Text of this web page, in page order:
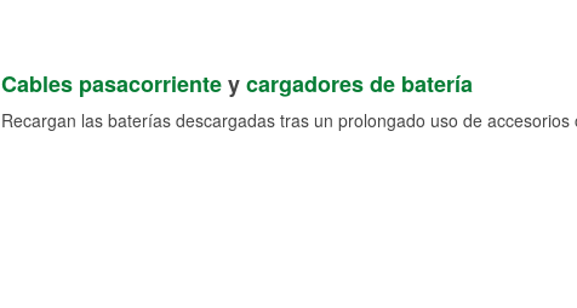
Cables pasacorrienteycargadores de batería
Recargan las baterías descargadas tras un prolongado uso de accesorios